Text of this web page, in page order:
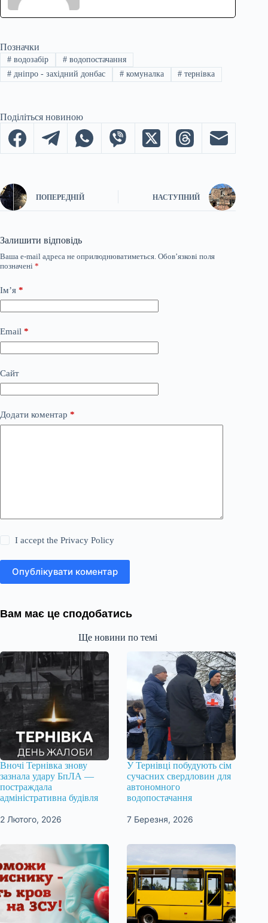
Позначки
#водозабір #водопостачання
#дніпро - західний донбас #комуналка # тернівка
Поділіться новиною
ПОПЕРЕДНІЙ НАСТУПНИЙ
Залишити відповідь
Ваша e-mail адреса не оприлюднюватиметься. Обов’язкові поля
позначені *
Ім’я *
Email *
Сайт
Додати коментар *
I accept thePrivacy Policy
Опублікувати коментар
Вам має це сподобатись
Ще новини по темі
Вночі Тернівка знову
зазнала удару БпЛА —
постраждала
адміністративна будівля
2 Лютого, 2026
У Тернівці побудують сім
сучасних свердловин для
автономного
водопостачання
7 Березня, 2026